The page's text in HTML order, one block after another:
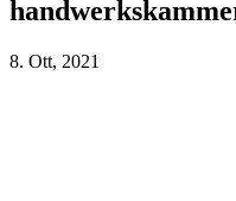
8. Ott, 2021